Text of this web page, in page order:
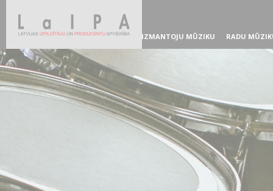
IZMANTOJU MŪZIKU RADU